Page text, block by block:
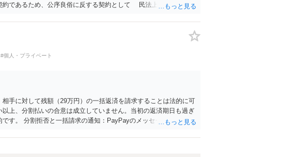
であるため、公序良俗に反する契約として 民法上無効（民法９
#個人・プライベート
手に対して残額（29万円）の一括返済を請求することは法的に可
上、分割払いの合意は成立していません。当初の返済期日も過ぎ
す。 分割拒否と一括請求の通知：PayPayのメッセージ等で「分
が購入した高額商品（Switch2等）の事実も踏まえ、応じない場